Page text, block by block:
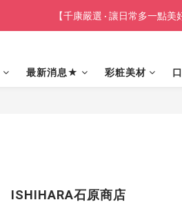
【千康嚴選 · 讓日常多一點
最新消息★ 彩粧美材
ISHIHARA石原商店